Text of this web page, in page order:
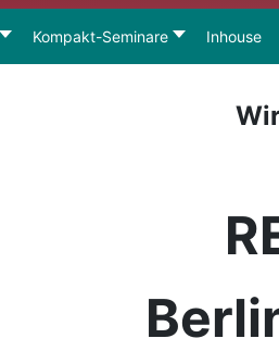
Kompakt-Seminare Inhouse